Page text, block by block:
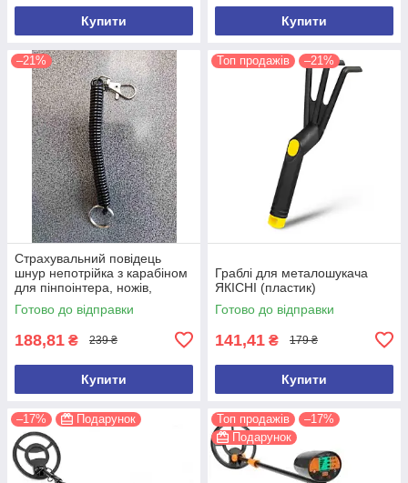
Купити Купити
–21%
Страхувальний повідець
шнур непотрійка з карабіном
для пінпоінтера, ножів,
ліхтарів, рацій, ключів
Готово до відправки
188,81 ₴ 239 ₴
Купити
Топ продажів –21%
Граблі для металошукача
ЯКІСНІ (пластик)
Готово до відправки
141,41 ₴ 179 ₴
Купити
–17% Подарунок Топ продажів
–17%
Подарунок